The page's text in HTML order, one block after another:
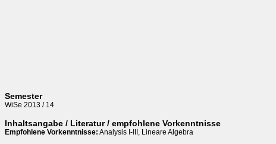
Semester
WiSe 2013 / 14
Inhaltsangabe / Literatur / empfohlene Vorkenntnisse
Empfohlene Vorkenntnisse: Analysis I-III, Lineare Algebra